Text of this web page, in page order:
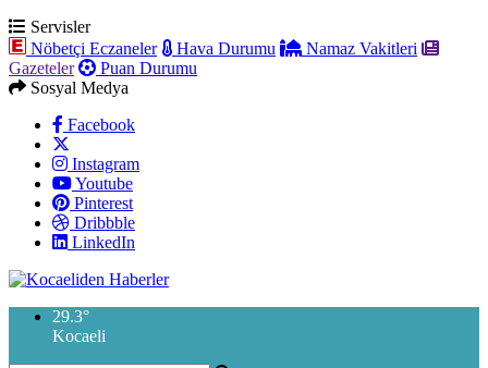
Servisler
Nöbetçi Eczaneler
Hava Durumu
Namaz Vakitleri
Gazeteler
Puan Durumu
Sosyal Medya
Facebook
Instagram
Youtube
Pinterest
Dribbble
LinkedIn
29.3°
Kocaeli